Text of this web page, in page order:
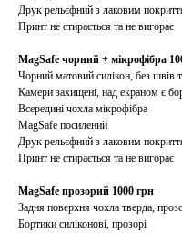
Друк рельєфний з лаковим
Принт не стирається та не вигорає
MagSafe чорний + мікрофібра
Чорний матовий силікон, без швів
Камери захищені, над екраном є
Всередині чохла мікрофібра
MagSafe посилений
Друк рельєфний з лаковим
Принт не стирається та не вигорає
MagSafe прозорий 1000 грн
Задня поверхня чохла тверда,
Бортики силіконові, прозорі